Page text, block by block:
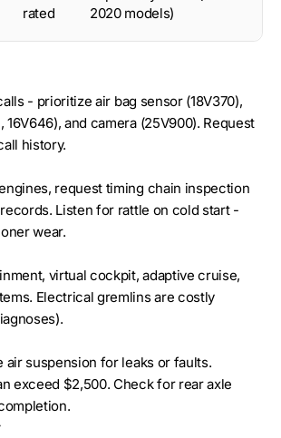
rated
2020 models)
- prioritize air bag sensor (18V370),
16V646), and camera (25V900). Request
history.
request timing chain inspection
Listen for rattle on cold start -
wear.
virtual cockpit, adaptive cruise,
Electrical gremlins are costly
air suspension for leaks or faults.
exceed $2,500. Check for rear axle